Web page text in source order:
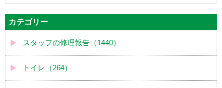
カテゴリー
スタッフの修理報告（1440）
トイレ（264）